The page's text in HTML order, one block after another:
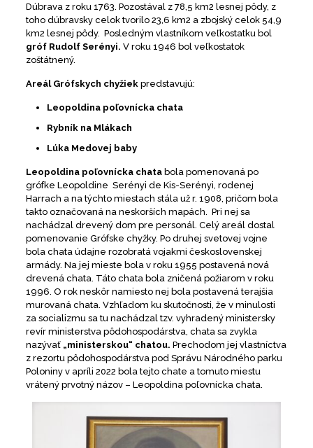
Dúbrava z roku 1763. Pozostával z 78,5 km2 lesnej pôdy, z
toho dúbravsky celok tvorilo 23,6 km2 a zbojský celok 54,9
km2 lesnej pôdy. Posledným vlastníkom veľkostatku bol
gróf Rudolf Serényi. V roku 1946 bol veľkostatok
zoštátnený.
Areál Grófskych chyžiek predstavujú:
Leopoldina poľovnícka chata
Rybník na Mlákach
Lúka Medovej baby
Leopoldina poľovnícka chatabola pomenovaná po
grófke Leopoldine Serényi de Kis-Serényi, rodenej
Harrach a na týchto miestach stála už r. 1908, pričom bola
takto označovaná na neskorších mapách. Pri nej sa
nachádzal drevený dom pre personál. Celý areál dostal
pomenovanie Grófske chyžky. Po druhej svetovej vojne
bola chata údajne rozobratá vojakmi československej
armády. Na jej mieste bola v roku 1955 postavená nová
drevená chata. Táto chata bola zničená požiarom v roku
1996. O rok neskôr namiesto nej bola postavená terajšia
murovaná chata. Vzhľadom ku skutočnosti, že v minulosti
za socializmu sa tu nachádzal tzv. vyhradený ministersky
revír ministerstva pôdohospodárstva, chata sa zvykla
nazývať „ministerskou“ chatou. Prechodom jej vlastníctva
z rezortu pôdohospodárstva pod Správu Národného parku
Poloniny v apríli 2022 bola tejto chate a tomuto miestu
vrátený prvotný názov – Leopoldina poľovnícka chata.